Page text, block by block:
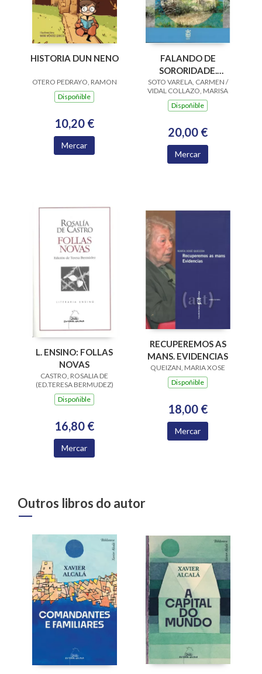
HISTORIA DUN NENO
OTERO PEDRAYO, RAMON
Dispoñible
10,20 €
Mercar
FALANDO DE
SORORIDADE.
ENCONTRO CON
PILAR WIRTZ
MOLEZUN
SOTO VARELA, CARMEN /
VIDAL COLLAZO, MARISA
Dispoñible
20,00 €
Mercar
L. ENSINO: FOLLAS
NOVAS
CASTRO, ROSALIA DE
(ED.TERESA BERMUDEZ)
Dispoñible
16,80 €
Mercar
RECUPEREMOS AS
MANS. EVIDENCIAS
QUEIZAN, MARIA XOSE
Dispoñible
18,00 €
Mercar
Outros libros do autor